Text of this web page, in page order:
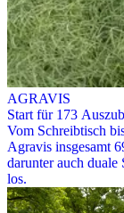
AGRAVIS
Start für 173
Vom Schreibtisch
Agravis insgesamt
darunter auch
los.